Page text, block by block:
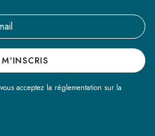
M'INSCRIS
acceptez la réglementation sur la